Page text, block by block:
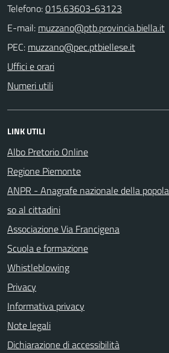
Telefono:015.63603-63123
E-mail:
PEC:
Uffici e orari
Numeri utili
LINK UTILI
Albo Pretorio Online
Regione Piemonte
ANPR - Anagrafe nazionale della
so al cittadini
Associazione Via Francigena
Scuola e formazione
Whistleblowing
Privacy
Informativa privacy
Note legali
Dichiarazione di accessibilità